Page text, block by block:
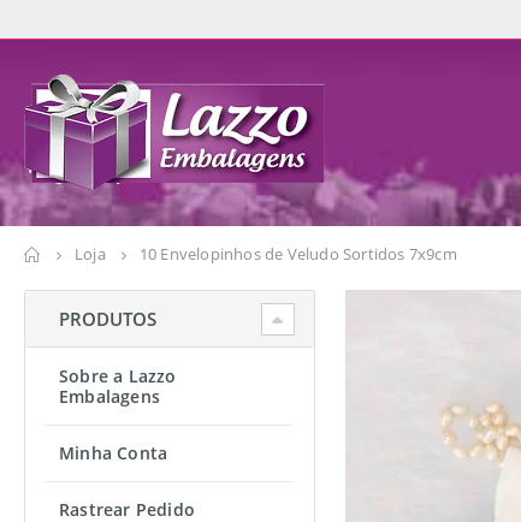
Loja 10 Envelopinhos de Veludo Sortidos 7x9cm
PRODUTOS
Sobre a Lazzo
Embalagens
Minha Conta
Rastrear Pedido